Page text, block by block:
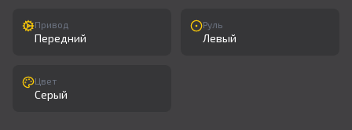
Привод
Передний
Руль
Левый
Цвет
Серый